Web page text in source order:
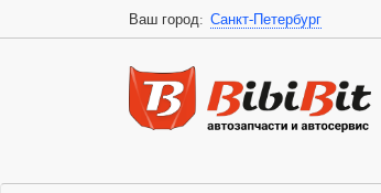
Ваш город: Санкт-Петербург